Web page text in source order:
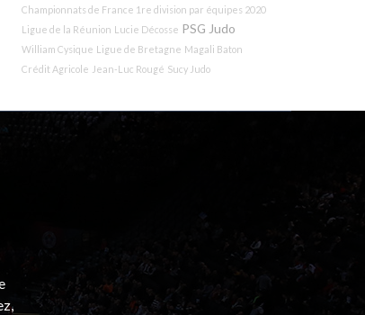
Championnats de France 1re division par équipes 2020
Ligue de la Réunion Lucie Décosse PSG Judo
William Cysique Ligue de Bretagne Magali Baton
Crédit Agricole Jean-Luc Rougé Sucy Judo